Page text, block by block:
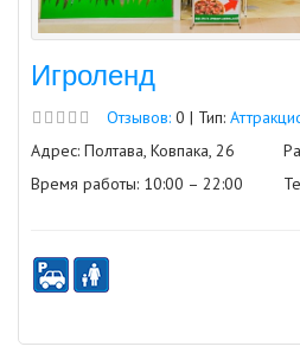
Игроленд
Отзывов: 0 | Тип:
Адрес: Полтава, Ковпака, 26
Время работы: 10:00 – 22:00